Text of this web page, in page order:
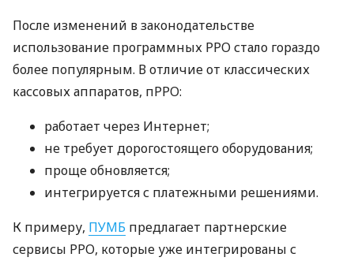
После изменений в законодательстве
использование программных РРО стало гораздо
более популярным. В отличие от классических
кассовых аппаратов, пРРО:
работает через Интернет;
не требует дорогостоящего оборудования;
проще обновляется;
интегрируется с платежными решениями.
К примеру, ПУМБ предлагает партнерские
сервисы РРО, которые уже интегрированы с